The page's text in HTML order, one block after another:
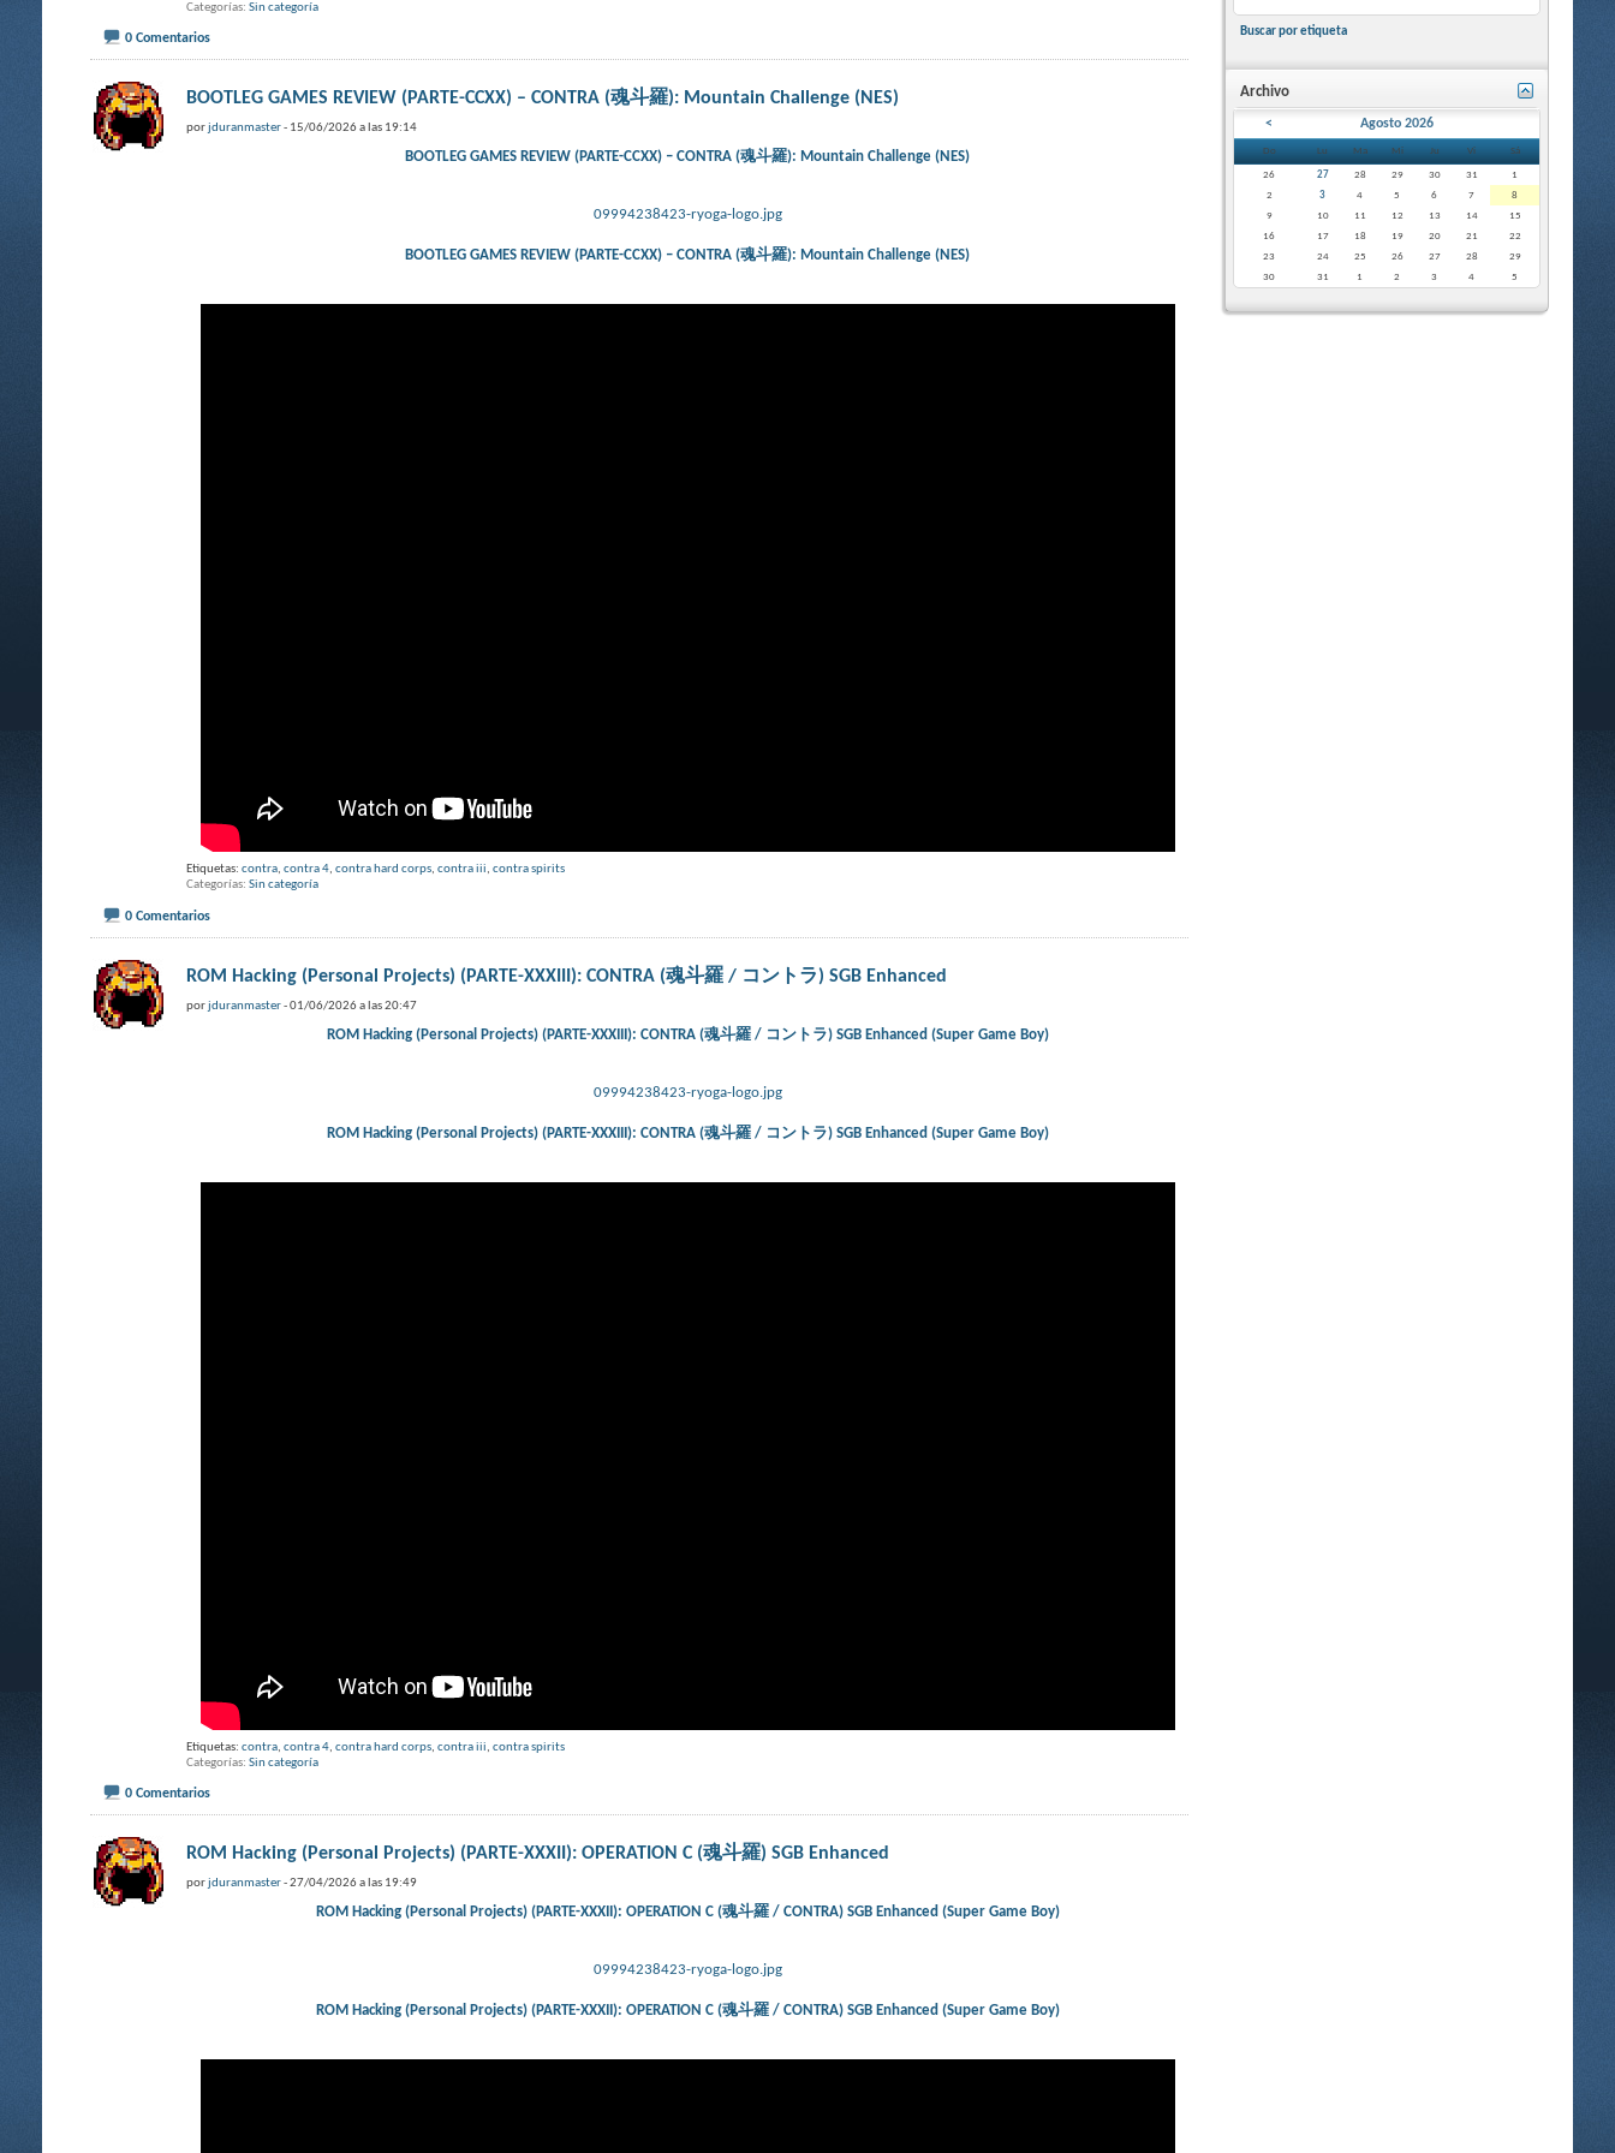
Categorías Sin categoría
0 Comentarios
BOOTLEG GAMES REVIEW (PARTE-CCXX) – CONTRA (魂斗羅): Mountain Challenge (NES)
porjduranmaster- 15/06/2026 a las 19:14
BOOTLEG GAMES REVIEW (PARTE-CCXX) – CONTRA (魂斗羅): Mountain Challenge (NES)
09994238423-ryoga-logo.jpg
BOOTLEG GAMES REVIEW (PARTE-CCXX) – CONTRA (魂斗羅): Mountain Challenge (NES)
Etiquetas: contra, contra 4, contra hard corps, contra iii, contra spirits
Categorías Sin categoría
0 Comentarios
ROM Hacking (Personal Projects) (PARTE-XXXIII): CONTRA (魂斗羅 / コントラ) SGB Enhanced
porjduranmaster- 01/06/2026 a las 20:47
ROM Hacking (Personal Projects) (PARTE-XXXIII): CONTRA (魂斗羅 / コントラ) SGB Enhanced (Super Game Boy)
09994238423-ryoga-logo.jpg
ROM Hacking (Personal Projects) (PARTE-XXXIII): CONTRA (魂斗羅 / コントラ) SGB Enhanced (Super Game Boy)
Etiquetas: contra, contra 4, contra hard corps, contra iii, contra spirits
Categorías Sin categoría
0 Comentarios
ROM Hacking (Personal Projects) (PARTE-XXXII): OPERATION C (魂斗羅) SGB Enhanced
porjduranmaster- 27/04/2026 a las 19:49
ROM Hacking (Personal Projects) (PARTE-XXXII): OPERATION C (魂斗羅 / CONTRA) SGB Enhanced (Super Game Boy)
09994238423-ryoga-logo.jpg
ROM Hacking (Personal Projects) (PARTE-XXXII): OPERATION C (魂斗羅 / CONTRA) SGB Enhanced (Super Game Boy)
Buscar por etiqueta
Archivo
< Agosto 2026
Do Lu Ma Mi Ju Vi Sá
26 27 28 29 30 31
1
2
3 4 5 6 7
8
9
10 11 12 13 14
15
16
17 18 19 20 21
22
23
24 25 26 27 28
29
30
31 1 2 3 4 5